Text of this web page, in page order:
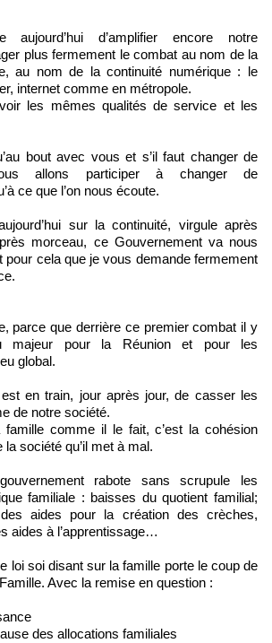
d’amplifier encore notre
plus fermement le combat au nom de la
au nom de la continuité numérique : le
internet comme en métropole.
les mêmes qualités de service et les
bout avec vous et s’il faut changer de
allons participer à changer de
ce que l’on nous écoute.
sur la continuité, virgule après
morceau, ce Gouvernement va nous
pour cela que je vous demande fermement
parce que derrière ce premier combat il y
majeur pour la Réunion et pour les
global.
en train, jour après jour, de casser les
de notre société.
famille comme il le fait, c’est la cohésion
la société qu’il met à mal.
rabote sans scrupule les
familiale : baisses du quotient familial;
aides pour la création des crèches,
aides à l’apprentissage…
loi soi disant sur la famille porte le coup de
Avec la remise en question :
des allocations familiales